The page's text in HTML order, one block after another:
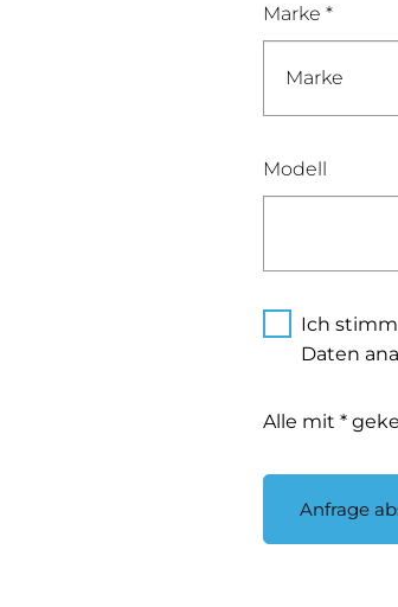
Marke *
Modell
Ich
Daten
Alle mit *
Anfrage